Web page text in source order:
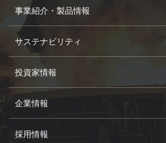
事業紹介・製品情報
サステナビリティ
投資家情報
企業情報
採用情報